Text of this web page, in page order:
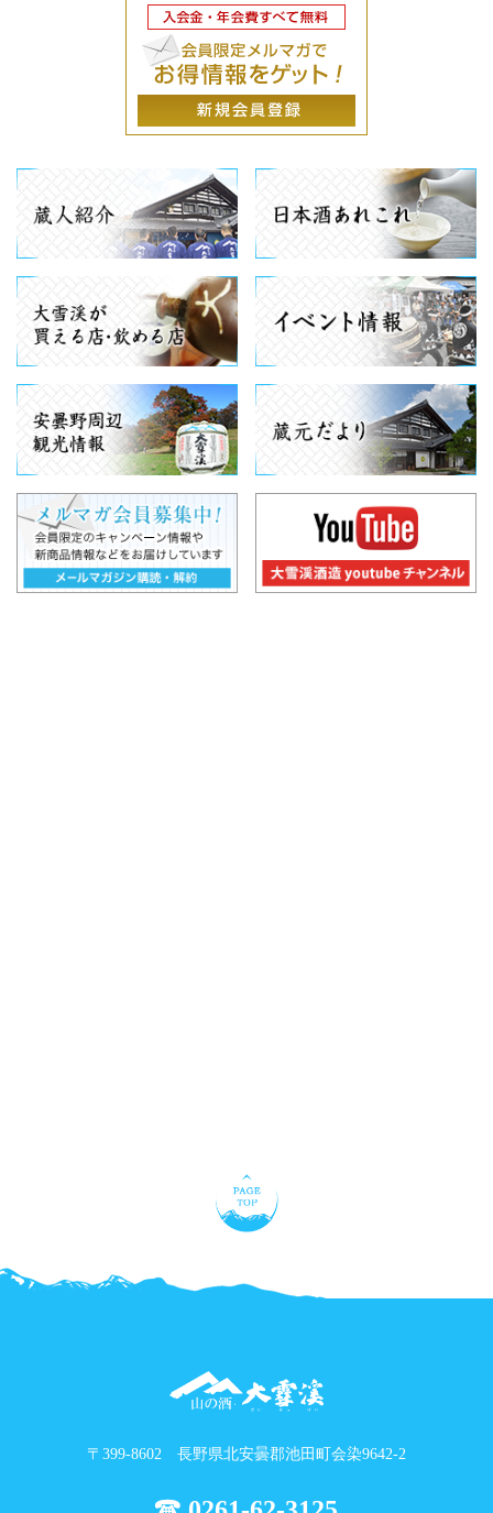
〒399-8602 長野県北安曇郡池田町会染9642-2